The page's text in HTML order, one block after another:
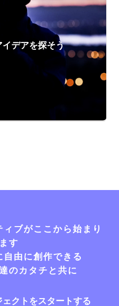
デアを探そう
ブがここから始まり
ます
由に創作できる
のカタチと共に
クトをスタートする